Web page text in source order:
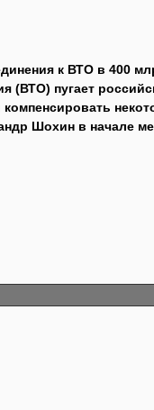
к ВТО в 400
(ВТО) пугает
компенсировать
Шохин в начале